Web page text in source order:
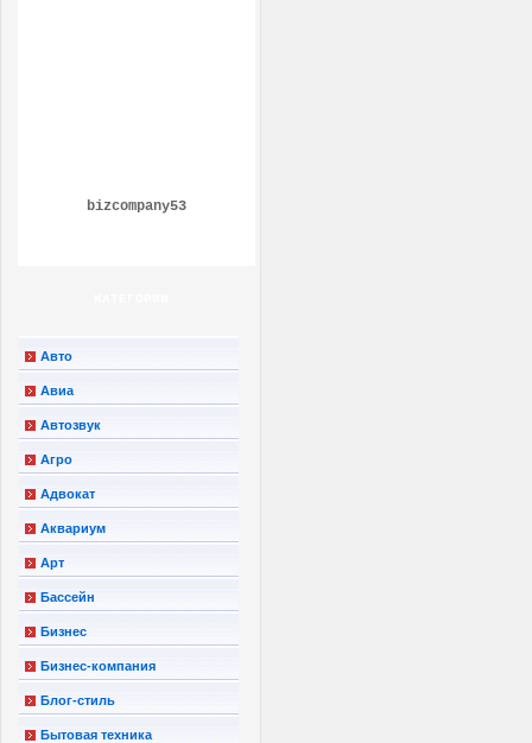
bizcompany53
Авто
Авиа
Автозвук
Агро
Адвокат
Аквариум
Арт
Бассейн
Бизнес
Бизнес-компания
Блог-стиль
Бытовая техника